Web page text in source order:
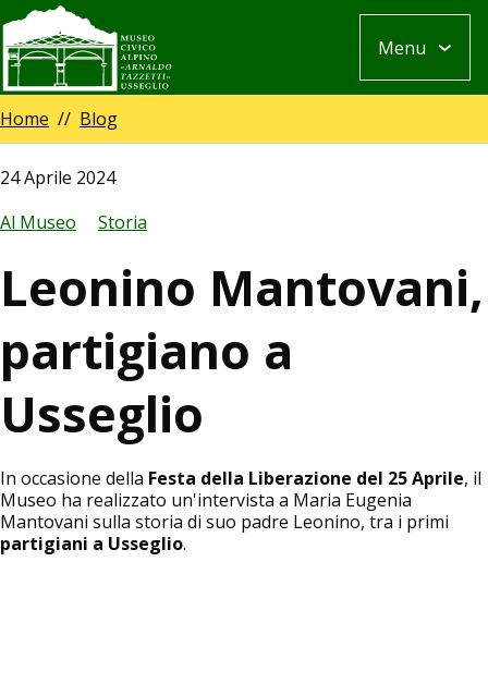
Salta
al
contenuto
principale
Menu
Breadcrumb
Home Blog
24 Aprile 2024
Al Museo
Storia
Leonino Mantovani,
partigiano a
Usseglio
In occasione della Festa della Liberazione del 25 Aprile, il
Museo ha realizzato un'intervista a Maria Eugenia
Mantovani sulla storia di suo padre Leonino, tra i primi
partigiani a Usseglio.